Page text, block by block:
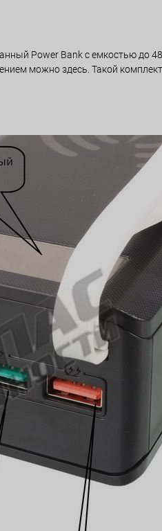
Power Bank с емкостью
можно здесь. Такой